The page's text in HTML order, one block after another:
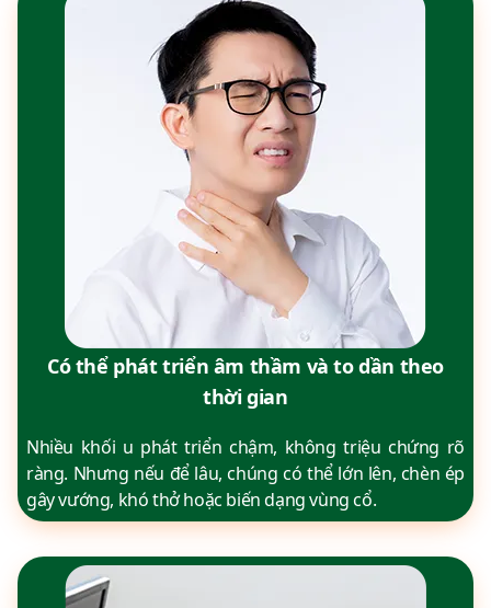
Có thể phát triển âm thầm và to dần theo
thời gian
Nhiều khối u phát triển chậm, không triệu chứng rõ
ràng. Nhưng nếu để lâu, chúng có thể lớn lên, chèn ép
gây vướng, khó thở hoặc biến dạng vùng cổ.